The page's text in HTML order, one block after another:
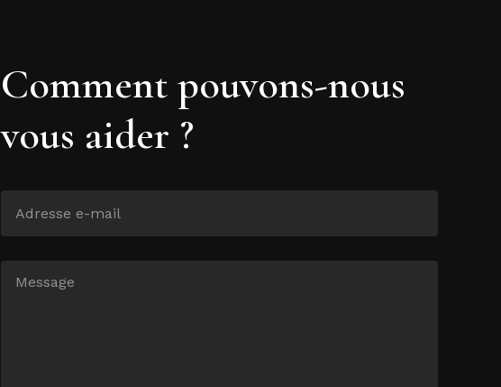
Comment pouvons-nous
vous aider ?